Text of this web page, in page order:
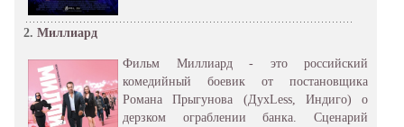
2. Миллиард
Фильм Миллиард - это российский
комедийный боевик от постановщика
Романа Прыгунова (ДухLess, Индиго) о
дерзком ограблении банка. Сценарий